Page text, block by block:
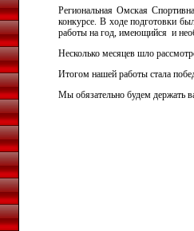
Региональная Омская
конкурсе. В ходе подготовки
работы на год, имеющийся и
Несколько месяцев шло
Итогом нашей работы стала
Мы обязательно будем держать